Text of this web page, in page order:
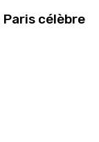
célèbre